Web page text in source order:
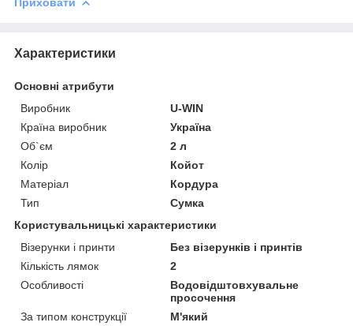
Характеристики
Основні атрибути
Виробник
U-WIN
Країна виробник
Україна
Об`єм
2 л
Колір
Койот
Матеріал
Кордура
Тип
Сумка
Користувальницькі характеристики
Візерунки і принти
Без візерунків і принтів
Кількість лямок
2
Особливості
Водовідштовхувальне
просочення
За типом конструкції
М'який